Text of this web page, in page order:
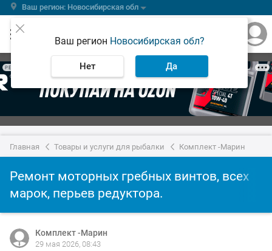
Ваш регион: Новосибирская обл
Ваш регион Новосибирская обл?
Нет Да
РЕКЛАМА
Главная Товары и услуги для рыбалки Комплект -Марин
Ремонт моторных гребных винтов, всех
марок, перьев редуктора.
Комплект -Марин
29 мая 2026, 08:43